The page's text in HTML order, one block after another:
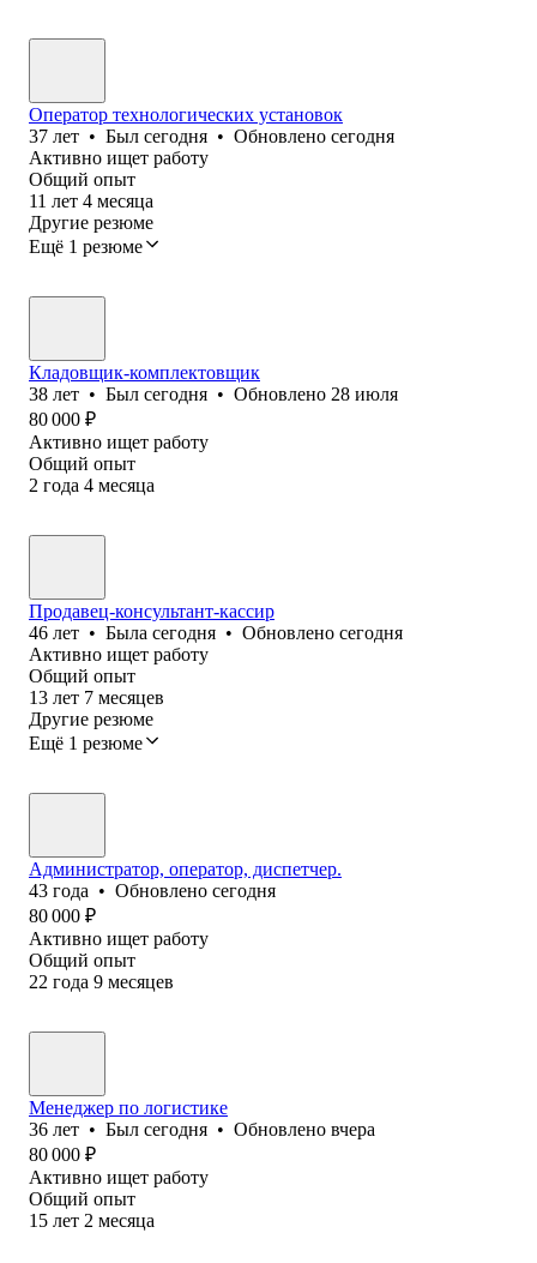
Оператор технологических установок
37 лет • Был сегодня • Обновлено сегодня
Активно ищет работу
Общий опыт
11 лет 4 месяца
Другие резюме
Ещё 1 резюме
Кладовщик-комплектовщик
38 лет • Был сегодня • Обновлено 28 июля
80 000 ₽
Активно ищет работу
Общий опыт
2 года 4 месяца
Продавец-консультант-кассир
46 лет • Была сегодня • Обновлено сегодня
Активно ищет работу
Общий опыт
13 лет 7 месяцев
Другие резюме
Ещё 1 резюме
Администратор, оператор, диспетчер.
43 года • Обновлено сегодня
80 000 ₽
Активно ищет работу
Общий опыт
22 года 9 месяцев
Менеджер по логистике
36 лет • Был сегодня • Обновлено вчера
80 000 ₽
Активно ищет работу
Общий опыт
15 лет 2 месяца